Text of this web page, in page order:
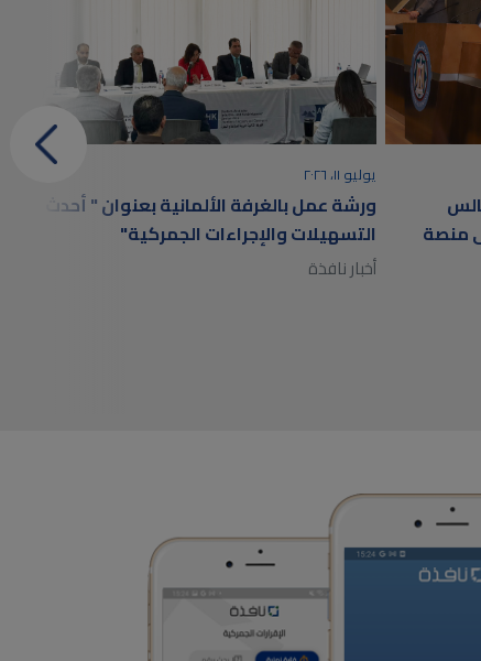
يوليو ١١، ٢٠٢٦
ورشة عمل بالغرفة الألمانية بعنوان " أحدث
التسهيلات والإجراءات الجمركية"
أخبار نافذة
منصة